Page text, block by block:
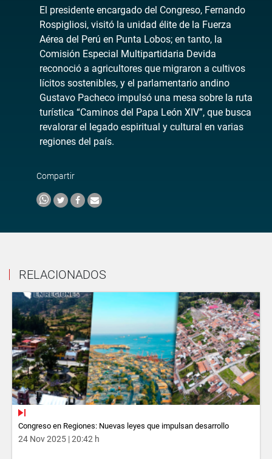
El presidente encargado del Congreso, Fernando
Rospigliosi, visitó la unidad élite de la Fuerza
Aérea del Perú en Punta Lobos; en tanto, la
Comisión Especial Multipartidaria Devida
reconoció a agricultores que migraron a cultivos
lícitos sostenibles, y el parlamentario andino
Gustavo Pacheco impulsó una mesa sobre la ruta
turística “Caminos del Papa León XIV”, que busca
revalorar el legado espiritual y cultural en varias
regiones del país.
Compartir
RELACIONADOS
Congreso en Regiones: Nuevas leyes que impulsan desarrollo
24 Nov 2025 | 20:42 h